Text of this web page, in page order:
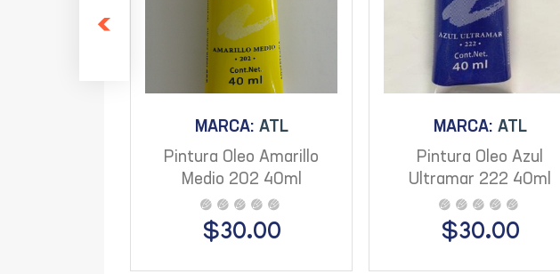
MARCA: ATL
Pintura Oleo Amarillo
Medio 202 40ml
$30.00
MARCA: ATL
Pintura Oleo Azul
Ultramar 222 40ml
$30.00